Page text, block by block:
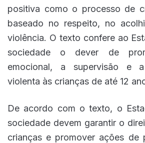
positiva como o processo de
baseado no respeito, no
violência. O texto confere ao
sociedade o dever de
emocional, a supervisão e
violenta às crianças de até 12
De acordo com o texto, o
sociedade devem garantir o
crianças e promover ações de